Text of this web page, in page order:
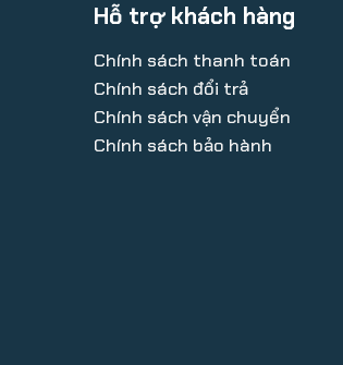
Hỗ trợ khách hàng
Chính sách thanh toán
Chính sách đổi trả
Chính sách vận chuyển
Chính sách bảo hành